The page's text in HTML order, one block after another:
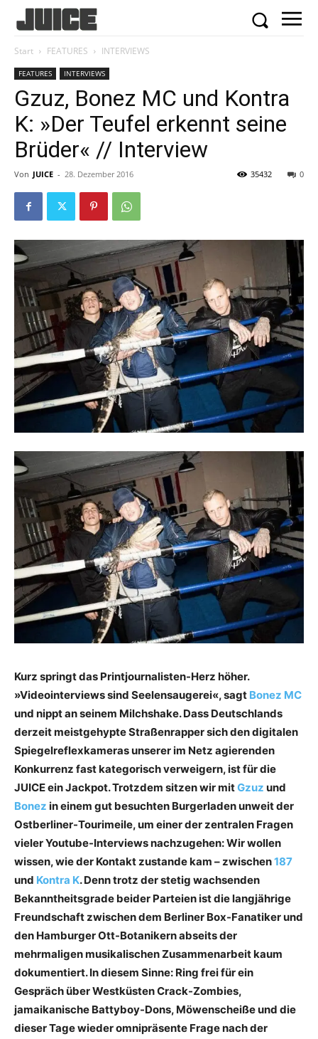
Start FEATURES INTERVIEWS
FEATURES INTERVIEWS
Gzuz, Bonez MC und Kontra
K: »Der Teufel erkennt seine
Brüder« // Interview
Von JUICE - 28. Dezember 2016 0
35432
Kurz springt das Printjournalisten-Herz höher.
»Videointerviews sind Seelensaugerei«, sagt Bonez MC
und nippt an seinem Milchshake. Dass Deutschlands
derzeit meist­gehypte Straßenrapper sich den digitalen
Spiegelreflexkameras unserer im Netz ­agierenden
Konkurrenz fast kategorisch verweigern, ist für die
JUICE ein Jackpot. Trotzdem sitzen wir mitGzuz und
Bonez in einem gut besuchten Burgerladen unweit der
Ostberliner-Tourimeile, um einer der zentralen Fragen
vieler Youtube-Interviews ­nachzugehen: Wir wollen
wissen, wie der Kontakt zustande kam – zwischen187
und Kontra K. Denn trotz der stetig wachsenden
Bekanntheitsgrade beider Parteien ist die langjährige
Freundschaft zwischen dem Berliner Box-Fanatiker und
den Hamburger Ott-Botanikern abseits der
mehrmaligen musikalischen Zusammenarbeit kaum
dokumentiert. In ­diesem Sinne: Ring frei für ein
Gespräch über Westküsten Crack-Zombies,
jamaikanische Batty­boy-Dons, Möwenscheiße und die
dieser Tage wieder omnipräsente Frage nach der